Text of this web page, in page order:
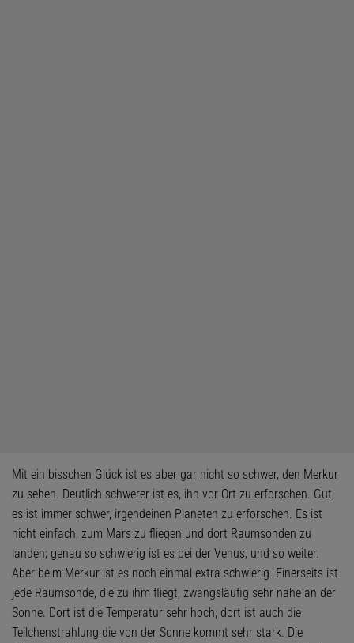
Mit ein bisschen Glück ist es aber gar nicht so schwer, den Merkur
zu sehen. Deutlich schwerer ist es, ihn vor Ort zu erforschen. Gut,
es ist immer schwer, irgendeinen Planeten zu erforschen. Es ist
nicht einfach, zum Mars zu fliegen und dort Raumsonden zu
landen; genau so schwierig ist es bei der Venus, und so weiter.
Aber beim Merkur ist es noch einmal extra schwierig. Einerseits ist
jede Raumsonde, die zu ihm fliegt, zwangsläufig sehr nahe an der
Sonne. Dort ist die Temperatur sehr hoch; dort ist auch die
Teilchenstrahlung die von der Sonne kommt sehr stark. Die